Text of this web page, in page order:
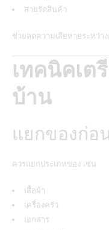
สายรัดสินค้า
ช่วยลดความเสียหายระหว่าง
เทคนิคเต
บ้าน
แยกของก่อ
ควรแยกประเภทของ เช่น
เสื้อผ้า
เครื่องครัว
เอกสาร